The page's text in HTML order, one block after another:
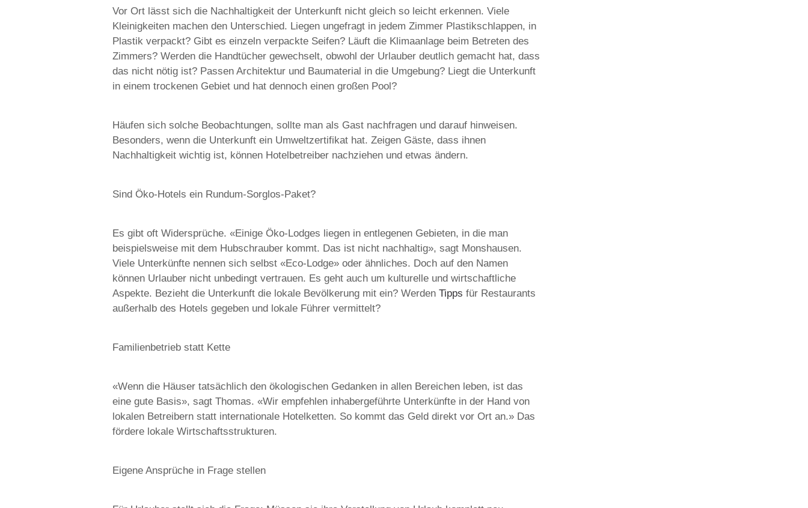
Vor Ort lässt sich die Nachhaltigkeit der Unterkunft nicht gleich so leicht erkennen. Viele
Kleinigkeiten machen den Unterschied. Liegen ungefragt in jedem Zimmer Plastikschlappen, in
Plastik verpackt? Gibt es einzeln verpackte Seifen? Läuft die Klimaanlage beim Betreten des
Zimmers? Werden die Handtücher gewechselt, obwohl der Urlauber deutlich gemacht hat, dass
das nicht nötig ist? Passen Architektur und Baumaterial in die Umgebung? Liegt die Unterkunft
in einem trockenen Gebiet und hat dennoch einen großen Pool?
Häufen sich solche Beobachtungen, sollte man als Gast nachfragen und darauf hinweisen.
Besonders, wenn die Unterkunft ein Umweltzertifikat hat. Zeigen Gäste, dass ihnen
Nachhaltigkeit wichtig ist, können Hotelbetreiber nachziehen und etwas ändern.
Sind Öko-Hotels ein Rundum-Sorglos-Paket?
Es gibt oft Widersprüche. «Einige Öko-Lodges liegen in entlegenen Gebieten, in die man
beispielsweise mit dem Hubschrauber kommt. Das ist nicht nachhaltig», sagt Monshausen.
Viele Unterkünfte nennen sich selbst «Eco-Lodge» oder ähnliches. Doch auf den Namen
können Urlauber nicht unbedingt vertrauen. Es geht auch um kulturelle und wirtschaftliche
Aspekte. Bezieht die Unterkunft die lokale Bevölkerung mit ein? Werden Tipps für Restaurants
außerhalb des Hotels gegeben und lokale Führer vermittelt?
Familienbetrieb statt Kette
«Wenn die Häuser tatsächlich den ökologischen Gedanken in allen Bereichen leben, ist das
eine gute Basis», sagt Thomas. «Wir empfehlen inhabergeführte Unterkünfte in der Hand von
lokalen Betreibern statt internationale Hotelketten. So kommt das Geld direkt vor Ort an.» Das
fördere lokale Wirtschaftsstrukturen.
Eigene Ansprüche in Frage stellen